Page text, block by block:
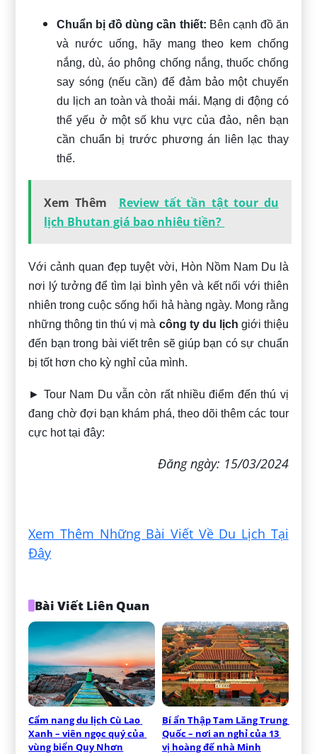
Chuẩn bị đồ dùng cần thiết: Bên cạnh đồ ăn
và nước uống, hãy mang theo kem chống
nắng, dù, áo phông chống nắng, thuốc chống
say sóng (nếu cần) để đảm bảo một chuyến
du lịch an toàn và thoải mái. Mạng di động có
thể yếu ở một số khu vực của đảo, nên bạn
cần chuẩn bị trước phương án liên lạc thay
thế.
Xem Thêm
Review tất tần tật tour du
lịch Bhutan giá bao nhiêu tiền?
Với cảnh quan đẹp tuyệt vời, Hòn Nồm Nam Du là
nơi lý tưởng để tìm lại bình yên và kết nối với thiên
nhiên trong cuộc sống hối hả hàng ngày. Mong rằng
những thông tin thú vị mà công ty du lịch giới thiệu
đến bạn trong bài viết trên sẽ giúp bạn có sự chuẩn
bị tốt hơn cho kỳ nghỉ của mình.
► Tour Nam Du vẫn còn rất nhiều điểm đến thú vị
đang chờ đợi bạn khám phá, theo dõi thêm các tour
cực hot tại đây:
Đăng ngày: 15/03/2024
Xem Thêm Những Bài Viết Về Du Lịch Tại
Đây
Bài Viết Liên Quan
Cẩm nang du lịch Cù Lao
Xanh – viên ngọc quý của
vùng biển Quy Nhơn
Bí ẩn Thập Tam Lăng Trung
Quốc – nơi an nghỉ của 13
vị hoàng đế nhà Minh